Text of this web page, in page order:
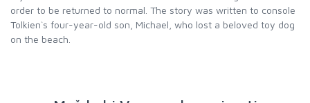
order to be returned to normal. The story was written to console
Tolkien`s four-year-old son, Michael, who lost a beloved toy dog
on the beach.